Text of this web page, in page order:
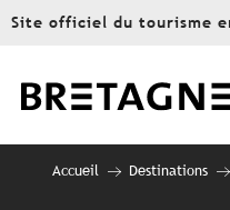
Aller
principal
Site officiel du tourisme
Accueil Destinations